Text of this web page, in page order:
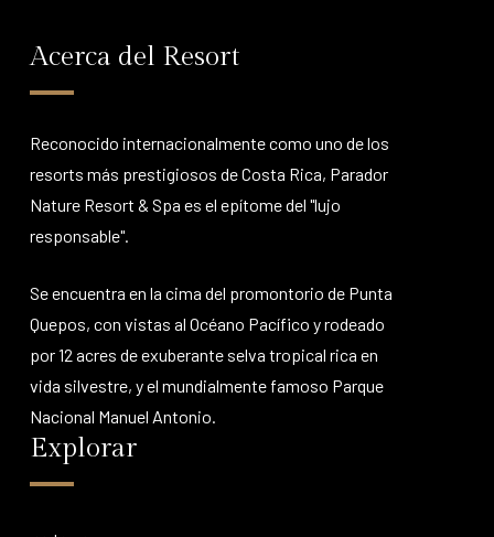
Acerca del Resort
Reconocido internacionalmente como uno de los
resorts más prestigiosos de Costa Rica, Parador
Nature Resort & Spa es el epítome del "lujo
responsable".
Se encuentra en la cima del promontorio de Punta
Quepos, con vistas al Océano Pacífico y rodeado
por 12 acres de exuberante selva tropical rica en
vida silvestre, y el mundialmente famoso Parque
Nacional Manuel Antonio.
Explorar